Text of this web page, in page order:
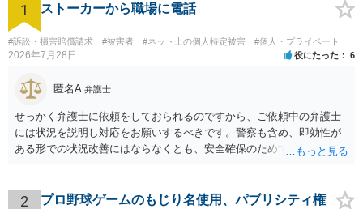
1 ストーカーから職場に電話
#訴訟・損害賠償請求 #被害者 #ネット上の個人特定被害 #個人・プライベート
2026年7月28日 役にたった 6
匿名A 弁護士
せっかく弁護士に依頼をしておられるのですから、ご依頼中の弁護士
には状況を説明し対応をお願いするべきです。警察も含め、即効性が
ある形での状況改善にはならなくとも、安全確保のためできることは
2 プロ野球ゲームのもじり名使用、パブリシティ権